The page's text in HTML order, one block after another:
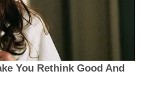
You Rethink Good And